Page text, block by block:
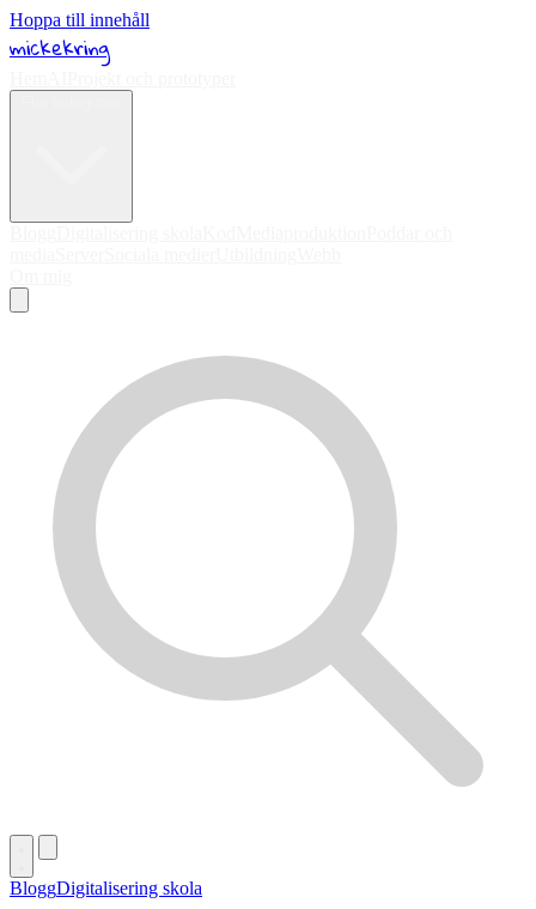
Hoppa till innehåll
mickekring
BloggDigitalisering skola